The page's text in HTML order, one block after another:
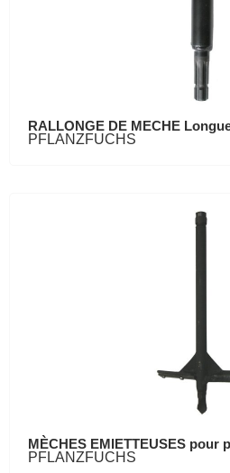
RALLONGE DE MECHE
PFLANZFUCHS
MÈCHES EMIETTEUSES pour
PFLANZFUCHS